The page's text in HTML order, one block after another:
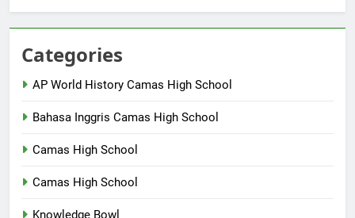
Categories
AP World History Camas High School
Bahasa Inggris Camas High School
Camas High School
Camas High School
Knowledge Bowl